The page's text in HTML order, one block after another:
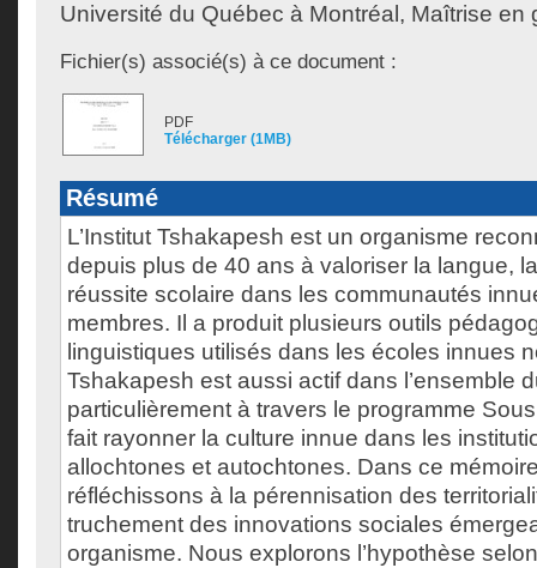
Université du Québec à Montréal, Maîtrise en
Fichier(s) associé(s) à ce document :
PDF
Télécharger (1MB)
Résumé
L’Institut Tshakapesh est un organisme
depuis plus de 40 ans à valoriser la langue,
réussite scolaire dans les communautés
membres. Il a produit plusieurs outils
linguistiques utilisés dans les écoles innues
Tshakapesh est aussi actif dans l’ensemble
particulièrement à travers le programme
fait rayonner la culture innue dans les
allochtones et autochtones. Dans ce
réfléchissons à la pérennisation des
truchement des innovations sociales
organisme. Nous explorons l’hypothèse